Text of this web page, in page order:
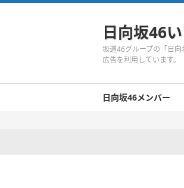
日向坂46い
坂道46グループの「日
広告を利用しています。
日向坂46メンバー